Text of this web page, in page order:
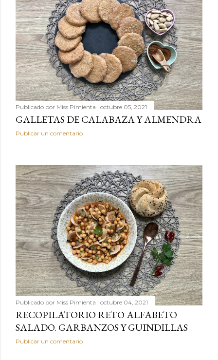
Publicado por Miss Pimienta octubre 05, 2021
GALLETAS DE CALABAZA Y ALMENDRA
Publicar un comentario
Publicado por Miss Pimienta octubre 04, 2021
RECOPILATORIO RETO ALFABETO
SALADO. GARBANZOS Y GUINDILLAS
Publicar un comentario